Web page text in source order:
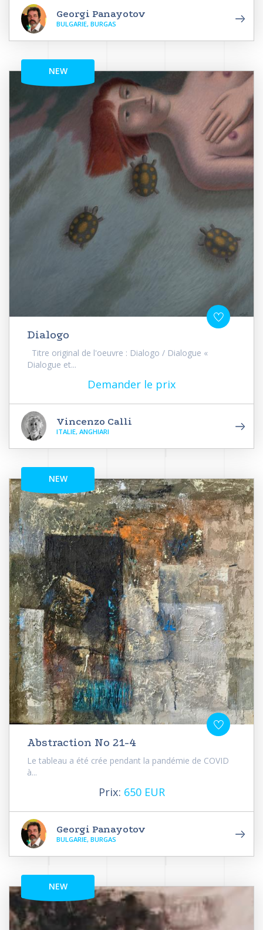
Georgi Panayotov
BULGARIE, BURGAS
NEW
Dialogo
Titre original de l'oeuvre : Dialogo / Dialogue «
Dialogue et...
Demander le prix
Vincenzo Calli
ITALIE, ANGHIARI
NEW
Abstraction No 21-4
Le tableau a été crée pendant la pandémie de COVID
à...
Prix: 650 EUR
Georgi Panayotov
BULGARIE, BURGAS
NEW